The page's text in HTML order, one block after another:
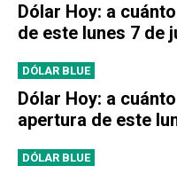
Dólar Hoy: a
de este lunes 7 de
DÓLAR BLUE
Dólar Hoy: a
apertura de este
DÓLAR BLUE